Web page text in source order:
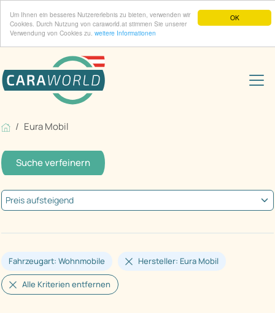
OK
Um Ihnen ein besseres Nutzererlebnis zu bieten, verwenden wir
Cookies. Durch Nutzung von caraworld.at stimmen Sie unserer
Verwendung von Cookies zu. weitere Informationen
Eura Mobil
Suche verfeinern
Fahrzeugart: Wohnmobile Hersteller: Eura Mobil
Alle Kriterien entfernen